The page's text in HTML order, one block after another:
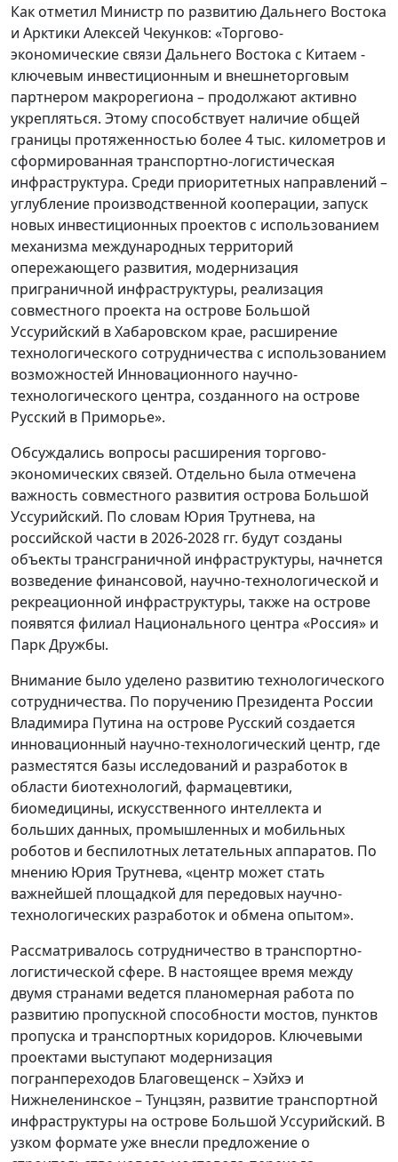
Как отметил Министр по развитию Дальнего Востока
и Арктики Алексей Чекунков: «Торгово-
экономические связи Дальнего Востока с Китаем -
ключевым инвестиционным и внешнеторговым
партнером макрорегиона – продолжают активно
укрепляться. Этому способствует наличие общей
границы протяженностью более 4 тыс. километров и
сформированная транспортно-логистическая
инфраструктура. Среди приоритетных направлений –
углубление производственной кооперации, запуск
новых инвестиционных проектов с использованием
механизма международных территорий
опережающего развития, модернизация
приграничной инфраструктуры, реализация
совместного проекта на острове Большой
Уссурийский в Хабаровском крае, расширение
технологического сотрудничества с использованием
возможностей Инновационного научно-
технологического центра, созданного на острове
Русский в Приморье».
Обсуждались вопросы расширения торгово-
экономических связей. Отдельно была отмечена
важность совместного развития острова Большой
Уссурийский. По словам Юрия Трутнева, на
российской части в 2026-2028 гг. будут созданы
объекты трансграничной инфраструктуры, начнется
возведение финансовой, научно-технологической и
рекреационной инфраструктуры, также на острове
появятся филиал Национального центра «Россия» и
Парк Дружбы.
Внимание было уделено развитию технологического
сотрудничества. По поручению Президента России
Владимира Путина на острове Русский создается
инновационный научно-технологический центр, где
разместятся базы исследований и разработок в
области биотехнологий, фармацевтики,
биомедицины, искусственного интеллекта и
больших данных, промышленных и мобильных
роботов и беспилотных летательных аппаратов. По
мнению Юрия Трутнева, «центр может стать
важнейшей площадкой для передовых научно-
технологических разработок и обмена опытом».
Рассматривалось сотрудничество в транспортно-
логистической сфере. В настоящее время между
двумя странами ведется планомерная работа по
развитию пропускной способности мостов, пунктов
пропуска и транспортных коридоров. Ключевыми
проектами выступают модернизация
погранпереходов Благовещенск – Хэйхэ и
Нижнеленинское – Тунцзян, развитие транспортной
инфраструктуры на острове Большой Уссурийский. В
узком формате уже внесли предложение о